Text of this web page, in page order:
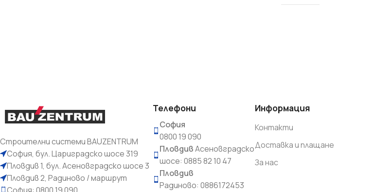
Строителни системи BAUZENTRUM
София, бул. Цариградско шосе 319
Пловдив 1, бул. Асеновградско шосе 3
Пловдив 2, Радиново / маршрут
Телефони
София
0800 19 090
ПловдивАсеновградско
шосе: 0885 82 10 47
Пловдив
Радиново: 0886172453
Информация
Контакти
Доставка и плащане
За нас